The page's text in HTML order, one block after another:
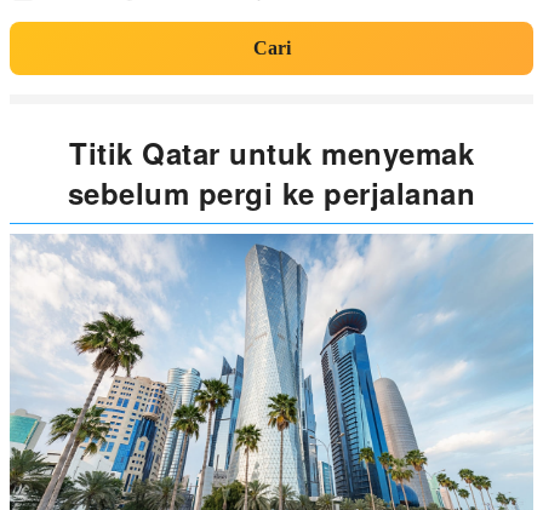
Cari
Titik Qatar untuk menyemak
sebelum pergi ke perjalanan